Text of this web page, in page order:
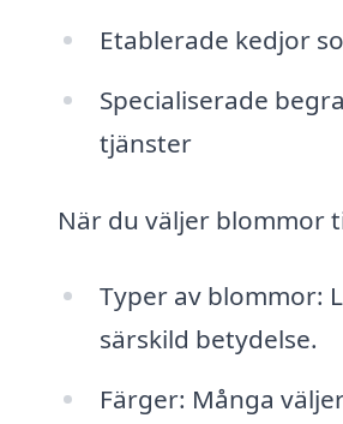
Etablerade kedjor
Specialiserade
tjänster
När du väljer blommor
Typer av blommor:
särskild betydelse.
Färger: Många